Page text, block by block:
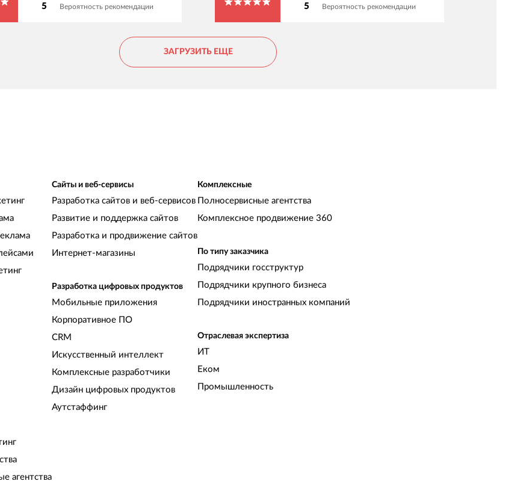
5 Вероятность рекомендации 5 Вероятность рекомендации
ЗАГРУЗИТЬ ЕЩЕ
агентства
Сайты и веб-сервисы
Разработка сайтов и веб-сервисов
Развитие и поддержка сайтов
Разработка и продвижение сайтов
Интернет-магазины
Разработка цифровых продуктов
Мобильные приложения
Корпоративное ПО
CRM
Искусственный интеллект
Комплексные разработчики
Дизайн цифровых продуктов
Аутстаффинг
Комплексные
Полносервисные агентства
Комплексное продвижение 360
По типу заказчика
Подрядчики госструктур
Подрядчики крупного бизнеса
Подрядчики иностранных компаний
Отраслевая экспертиза
ИТ
Еком
Промышленность